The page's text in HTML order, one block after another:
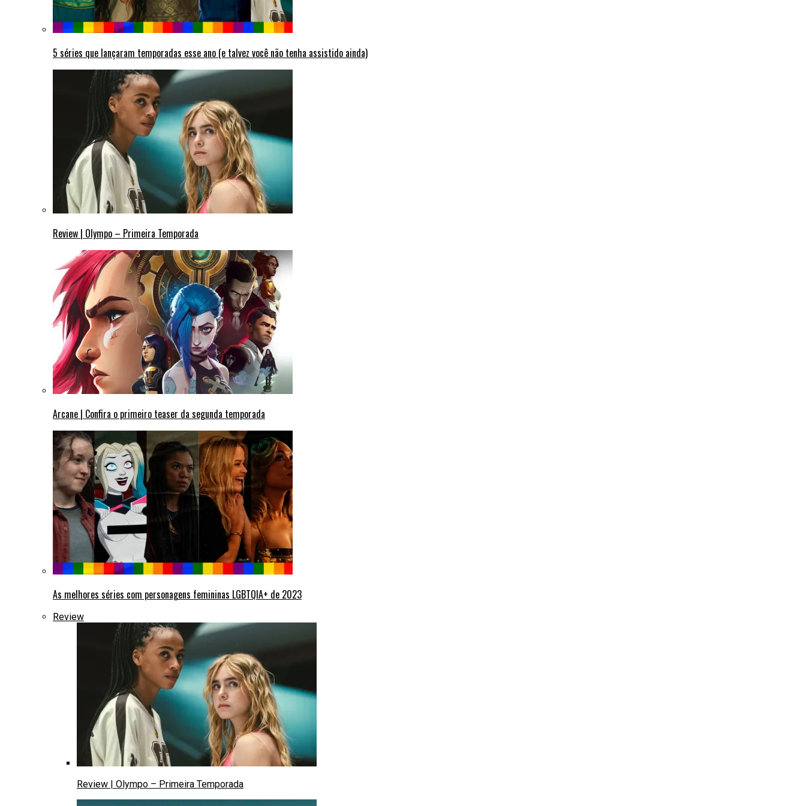
5 séries que lançaram temporadas esse ano (e talvez você não tenha assistido ainda)
Review | Olympo – Primeira Temporada
Arcane | Confira o primeiro teaser da segunda temporada
As melhores séries com personagens femininas LGBTQIA+ de 2023
Review
Review | Olympo – Primeira Temporada